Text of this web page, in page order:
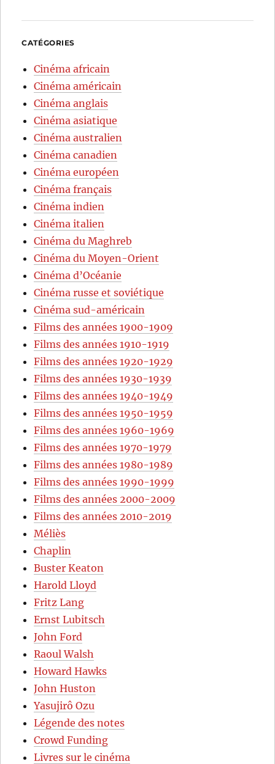
CATÉGORIES
Cinéma africain
Cinéma américain
Cinéma anglais
Cinéma asiatique
Cinéma australien
Cinéma canadien
Cinéma européen
Cinéma français
Cinéma indien
Cinéma italien
Cinéma du Maghreb
Cinéma du Moyen-Orient
Cinéma d’Océanie
Cinéma russe et soviétique
Cinéma sud-américain
Films des années 1900-1909
Films des années 1910-1919
Films des années 1920-1929
Films des années 1930-1939
Films des années 1940-1949
Films des années 1950-1959
Films des années 1960-1969
Films des années 1970-1979
Films des années 1980-1989
Films des années 1990-1999
Films des années 2000-2009
Films des années 2010-2019
Méliès
Chaplin
Buster Keaton
Harold Lloyd
Fritz Lang
Ernst Lubitsch
John Ford
Raoul Walsh
Howard Hawks
John Huston
Yasujirô Ozu
Légende des notes
Crowd Funding
Livres sur le cinéma